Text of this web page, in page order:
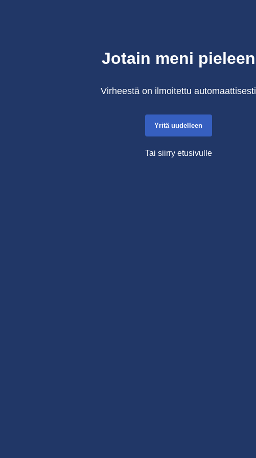
Jotain meni pieleen
Virheestä on ilmoitettu automaattisesti
Yritä uudelleen
Tai siirry etusivulle